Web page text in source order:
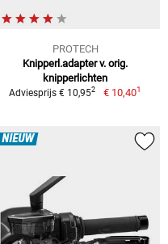
PROTECH
Knipperl.adapter v. orig.
knipperlichten
Adviesprijs € 10,952 € 10,401
NIEUW